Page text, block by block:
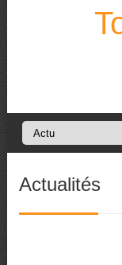
Actualités